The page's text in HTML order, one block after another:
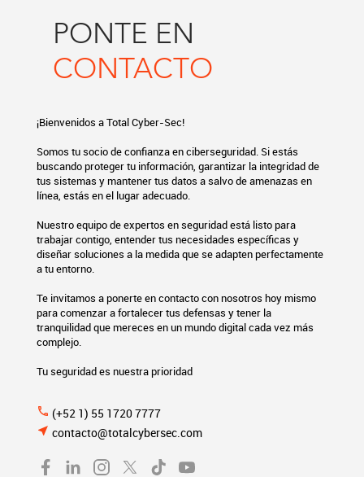
PONTE EN
CONTACTO
¡Bienvenidos a Total Cyber-Sec!
Somos tu socio de confianza en ciberseguridad. Si estás
buscando proteger tu información, garantizar la integridad de
tus sistemas y mantener tus datos a salvo de amenazas en
línea, estás en el lugar adecuado.
Nuestro equipo de expertos en seguridad está listo para
trabajar contigo, entender tus necesidades específicas y
diseñar soluciones a la medida que se adapten perfectamente
a tu entorno.
Te invitamos a ponerte en contacto con nosotros hoy mismo
para comenzar a fortalecer tus defensas y tener la
tranquilidad que mereces en un mundo digital cada vez más
complejo.
Tu seguridad es nuestra prioridad
phone (+52 1) 55 1720 7777
near_me contacto@totalcybersec.com